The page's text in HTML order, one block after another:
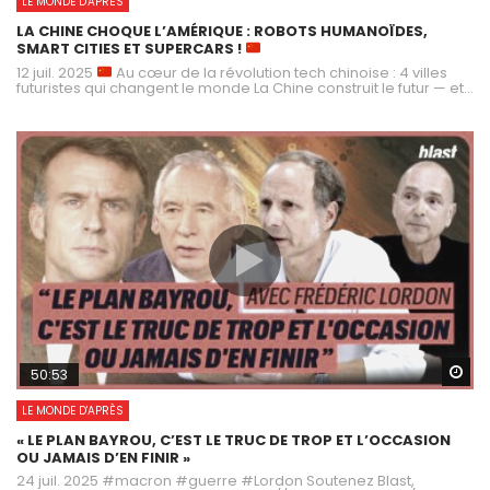
LA CHINE CHOQUE L’AMÉRIQUE : ROBOTS HUMANOÏDES,
SMART CITIES ET SUPERCARS !
12 juil. 2025
Au cœur de la révolution tech chinoise : 4 villes
futuristes qui changent le monde La Chine construit le futur — et...
50:53
LE MONDE D'APRÈS
« LE PLAN BAYROU, C’EST LE TRUC DE TROP ET L’OCCASION
OU JAMAIS D’EN FINIR »
24 juil. 2025 #macron #guerre #Lordon Soutenez Blast,